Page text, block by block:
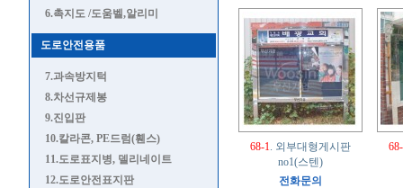
6.촉지도 /도움벨,알리미
도로안전용품
7.과속방지턱
8.차선규제봉
9.진입판
10.칼라콘, PE드럼(휀스)
11.도로표지병, 델리네이트
12.도로안전표지판
68-1. 외부대형게시판
no1(스텐)
전화문의